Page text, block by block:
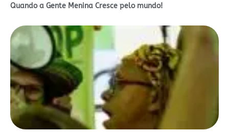
Quando a Gente Menina Cresce pelo mundo!